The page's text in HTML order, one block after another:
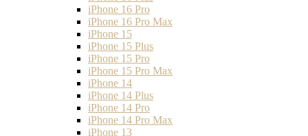
iPhone 16 Pro
iPhone 16 Pro Max
iPhone 15
iPhone 15 Plus
iPhone 15 Pro
iPhone 15 Pro Max
iPhone 14
iPhone 14 Plus
iPhone 14 Pro
iPhone 14 Pro Max
iPhone 13